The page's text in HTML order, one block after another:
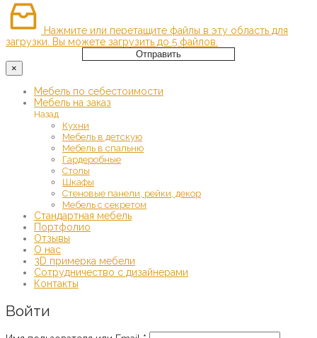
Нажмите или перетащите файлы в эту область для
загрузки. Вы можете загрузить до 5 файлов.
Отправить
×
Мебель по себестоимости
Мебель на заказ
Назад
Кухни
Мебель в детскую
Мебель в спальню
Гардеробные
Столы
Шкафы
Стеновые панели, рейки, декор
Мебель с секретом
Стандартная мебель
Портфолио
Отзывы
О нас
3D примерка мебели
Сотрудничество с дизайнерами
Контакты
Войти